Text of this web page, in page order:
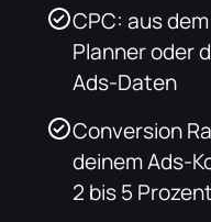
CPC: aus
Planner oder
Ads-Daten
Conversion
deinem Ads-
2 bis 5